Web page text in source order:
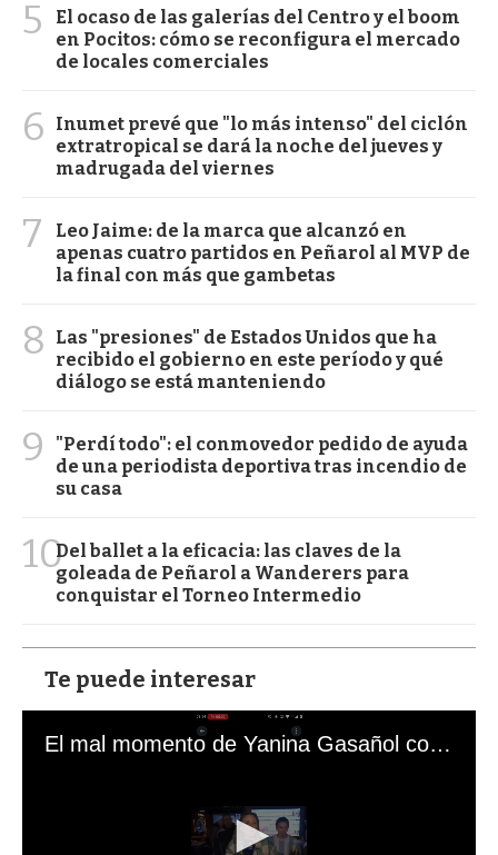
5
El ocaso de las galerías del Centro y el boom
en Pocitos: cómo se reconfigura el mercado
de locales comerciales
6
Inumet prevé que "lo más intenso" del ciclón
extratropical se dará la noche del jueves y
madrugada del viernes
7
Leo Jaime: de la marca que alcanzó en
apenas cuatro partidos en Peñarol al MVP de
la final con más que gambetas
8
Las "presiones" de Estados Unidos que ha
recibido el gobierno en este período y qué
diálogo se está manteniendo
9
"Perdí todo": el conmovedor pedido de ayuda
de una periodista deportiva tras incendio de
su casa
10Del ballet a la eficacia: las claves de la
goleada de Peñarol a Wanderers para
conquistar el Torneo Intermedio
Te puede interesar
El mal momento de Yanina Gasañol con un hincha argentino en "Subrayado"